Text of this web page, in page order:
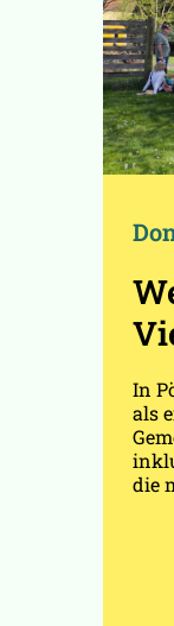
In
als
die